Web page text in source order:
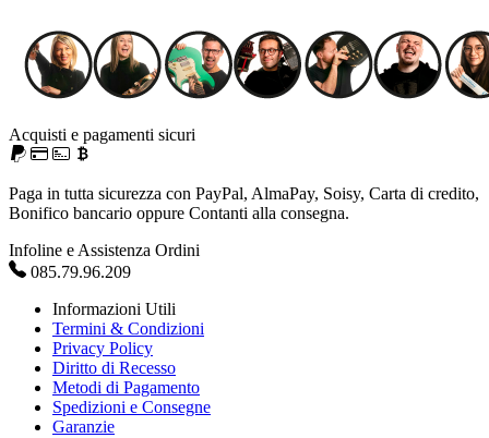
Acquisti e pagamenti sicuri
Paga in tutta sicurezza con PayPal, AlmaPay, Soisy, Carta di credito,
Bonifico bancario oppure Contanti alla consegna.
Infoline e Assistenza Ordini
085.79.96.209
Informazioni Utili
Termini & Condizioni
Privacy Policy
Diritto di Recesso
Metodi di Pagamento
Spedizioni e Consegne
Garanzie